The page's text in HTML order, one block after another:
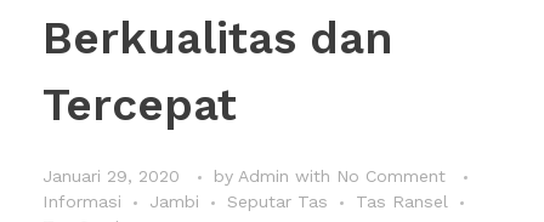
Berkualitas dan
Tercepat
Januari 29, 2020 by Admin with No Comment
Informasi
Jambi Seputar Tas
Tas Ransel